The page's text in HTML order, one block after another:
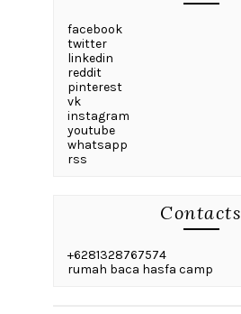
facebook
twitter
linkedin
reddit
pinterest
vk
instagram
youtube
whatsapp
rss
Contacts
+6281328767574
rumah baca hasfa camp